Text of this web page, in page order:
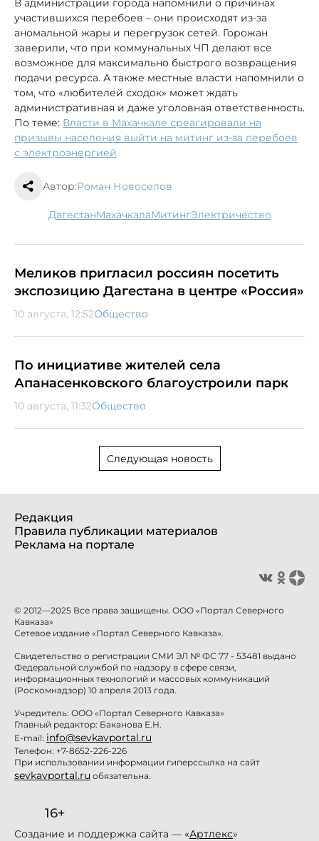
В администрации города напомнили о причинах
участившихся перебоев – они происходят из-за
аномальной жары и перегрузок сетей. Горожан
заверили, что при коммунальных ЧП делают все
возможное для максимально быстрого возвращения
подачи ресурса. А также местные власти напомнили о
том, что «любителей сходок» может ждать
административная и даже уголовная ответственность.
По теме: Власти в Махачкале среагировали на
призывы населения выйти на митинг из-за перебоев
с электроэнергией
Автор:Роман Новоселов
Дагестан Махачкала митинг электричество
Меликов пригласил россиян посетить
экспозицию Дагестана в центре «Россия»
10 августа, 12:52Общество
По инициативе жителей села
Апанасенковского благоустроили парк
10 августа, 11:32Общество
Следующая новость
Редакция
Правила публикации материалов
Реклама на портале
© 2012—2025 Все права защищены. ООО «Портал Северного
Кавказа»
Сетевое издание «Портал Северного Кавказа».
Свидетельство о регистрации СМИ ЭЛ № ФС 77 - 53481 выдано
Федеральной службой по надзору в сфере связи,
информационных технологий и массовых коммуникаций
(Роскомнадзор) 10 апреля 2013 года.
Учредитель: ООО «Портал Северного Кавказа»
Главный редактор: Баканова Е.Н.
E-mail: info@sevkavportal.ru
Телефон: +7-8652-226-226
При использовании информации гиперссылка на сайт
sevkavportal.ru обязательна.
16+
Создание и поддержка сайта — «Артлекс»